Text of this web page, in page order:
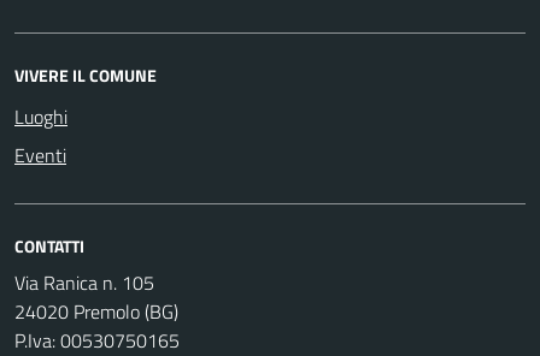
VIVERE IL COMUNE
Luoghi
Eventi
CONTATTI
Via Ranica n. 105
24020 Premolo (BG)
P.Iva: 00530750165